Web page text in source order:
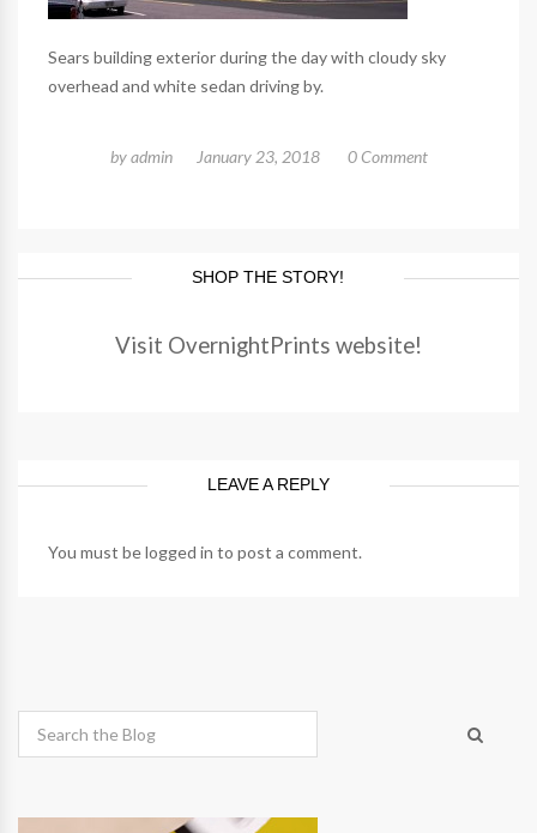
Sears building exterior during the day with cloudy sky
overhead and white sedan driving by.
byadmin January 23, 2018 0 Comment
SHOP THE STORY!
Visit OvernightPrints website!
LEAVE A REPLY
You must belogged in to post a comment.